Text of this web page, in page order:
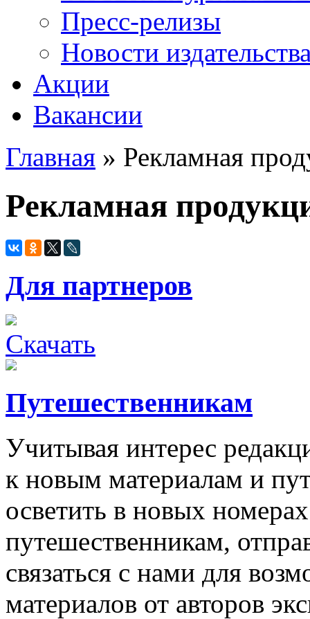
Пресс-релизы
Новости
Акции
Вакансии
Вы здесь
Главная » Рекламная
Рекламная
Для партнеров
Скачать
Путешественникам
Учитывая интерес
к новым материалам и
осветить в новых
путешественникам,
связаться с нами для
материалов от авторов